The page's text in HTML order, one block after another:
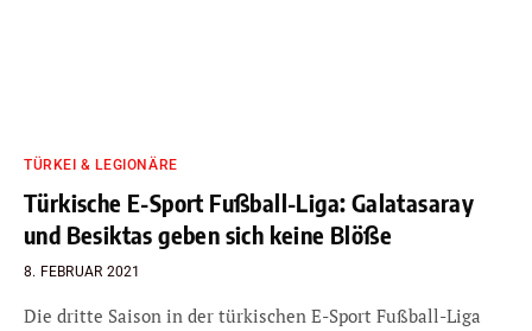
TÜRKEI & LEGIONÄRE
Türkische E-Sport Fußball-Liga: Galatasaray
und Besiktas geben sich keine Blöße
8. FEBRUAR 2021
Die dritte Saison in der türkischen E-Sport Fußball-Liga